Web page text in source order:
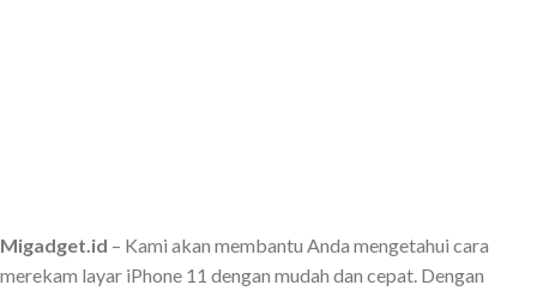
Migadget.id – Kami akan membantu Anda mengetahui cara
merekam layar iPhone 11 dengan mudah dan cepat. Dengan